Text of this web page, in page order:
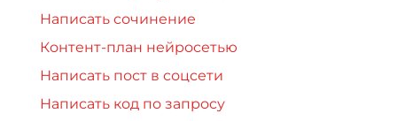
Написать сочинение
Контент-план нейросетью
Написать пост в соцсети
Написать код по запросу